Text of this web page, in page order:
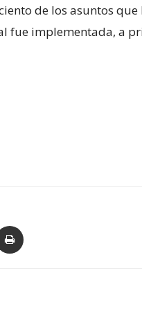
de los asuntos
implementada, a